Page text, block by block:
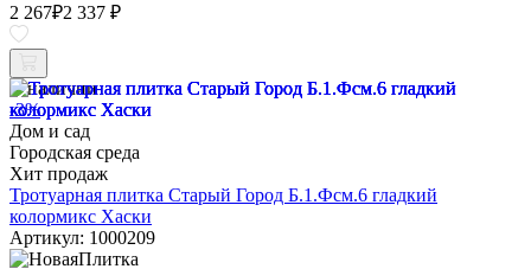
2 267₽2 337 ₽
В наличии
-3%
Дом и сад
Городская среда
Хит продаж
Тротуарная плитка Старый Город Б.1.Фсм.6 гладкий
колормикс Хаски
Артикул: 1000209